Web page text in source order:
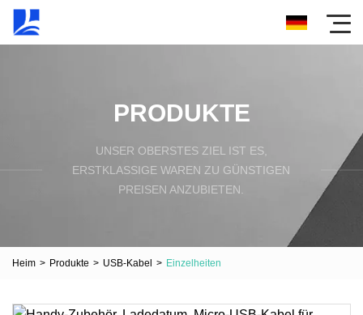
PRODUKTE
UNSER OBERSTES ZIEL IST ES,
ERSTKLASSIGE WAREN ZU GÜNSTIGEN
PREISEN ANZUBIETEN.
Heim > Produkte > USB-Kabel > Einzelheiten